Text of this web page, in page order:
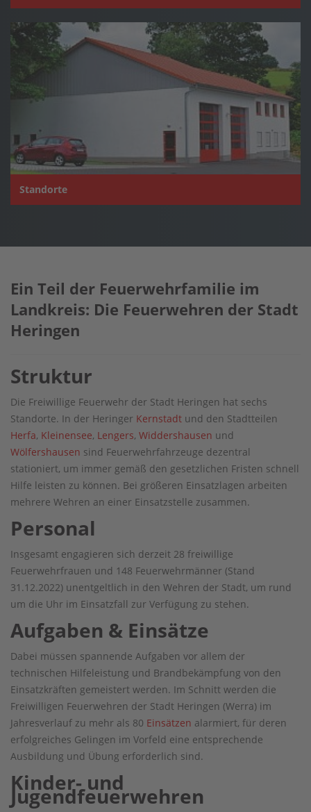
Standorte
Ein Teil der Feuerwehrfamilie im
Landkreis: Die Feuerwehren der Stadt
Heringen
Struktur
Die Freiwillige Feuerwehr der Stadt Heringen hat sechs
Standorte. In der Heringer Kernstadt und den Stadtteilen
Herfa, Kleinensee, Lengers, Widdershausen und
Wölfershausen sind Feuerwehrfahrzeuge dezentral
stationiert, um immer gemäß den gesetzlichen Fristen schnell
Hilfe leisten zu können. Bei größeren Einsatzlagen arbeiten
mehrere Wehren an einer Einsatzstelle zusammen.
Personal
Insgesamt engagieren sich derzeit 28 freiwillige
Feuerwehrfrauen und 148 Feuerwehrmänner (Stand
31.12.2022) unentgeltlich in den Wehren der Stadt, um rund
um die Uhr im Einsatzfall zur Verfügung zu stehen.
Aufgaben & Einsätze
Dabei müssen spannende Aufgaben vor allem der
technischen Hilfeleistung und Brandbekämpfung von den
Einsatzkräften gemeistert werden. Im Schnitt werden die
Freiwilligen Feuerwehren der Stadt Heringen (Werra) im
Jahresverlauf zu mehr als 80 Einsätzen alarmiert, für deren
erfolgreiches Gelingen im Vorfeld eine entsprechende
Ausbildung und Übung erforderlich sind.
Kinder- und
Jugendfeuerwehren